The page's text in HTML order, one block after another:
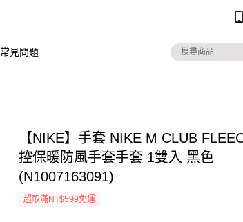
常見問題
【NIKE】手套 NIKE M CLUB
控保暖防風手套手套 1雙入 黑色
(N1007163091)
超取滿NT$599免運